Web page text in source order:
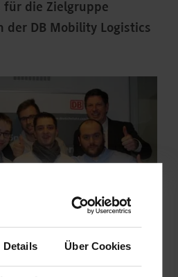
Details Über Cookies
für die Zielgruppe
der DB Mobility Logistics